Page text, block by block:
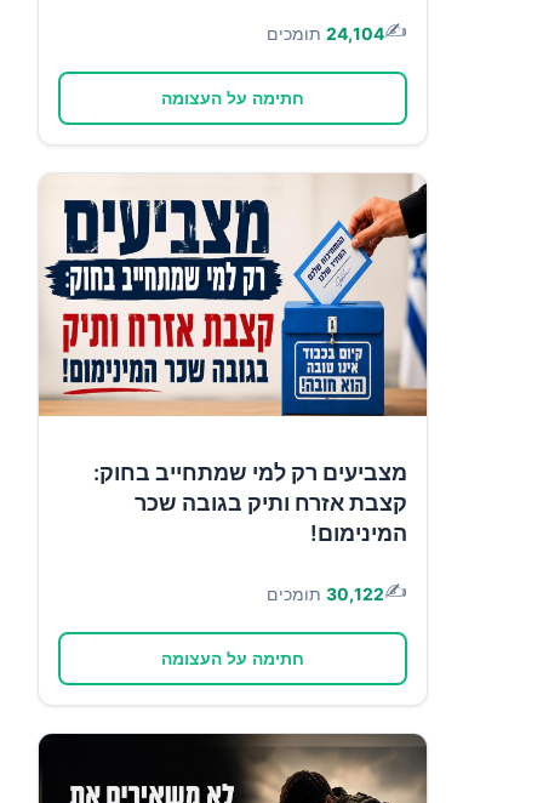
✍️
24,104 תומכים
חתימה על העצומה
מצביעים רק למי שמתחייב בחוק:
קצבת אזרח ותיק בגובה שכר
המינימום!
✍️
30,122 תומכים
חתימה על העצומה